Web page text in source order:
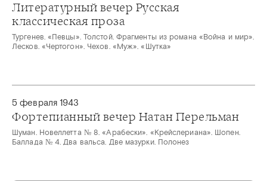
Литературный вечер Русская
классическая проза
Тургенев. «Певцы». Толстой. Фрагменты из романа «Война и мир».
Лесков. «Чертогон». Чехов. «Муж». «Шутка»
5 февраля 1943
Фортепианный вечер Натан Перельман
Шуман. Новеллетта № 8. «Арабески». «Крейслериана». Шопен.
Баллада № 4. Два вальса. Две мазурки. Полонез